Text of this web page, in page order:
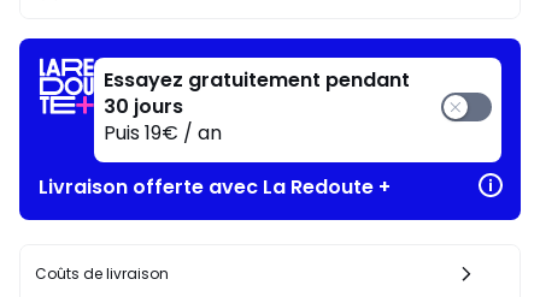
Essayez gratuitement pendant
30 jours
Puis 19€ / an
Livraison offerte avec La Redoute +
Coûts de livraison